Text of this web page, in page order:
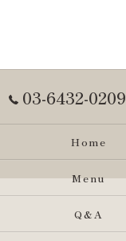
03-6432-0209
Home
Menu
Q&A